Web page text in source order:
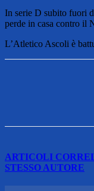
In serie D subito fuori
perde in casa contro il
L’Atletico Ascoli è
ARTICOLI
STESSO AUTORE